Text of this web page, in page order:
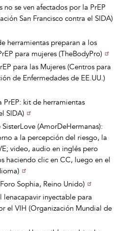
no se ven afectados por la PrEP
San Francisco contra el SIDA)
herramientas preparan a los
para mujeres (TheBodyPro)
para las Mujeres (Centros para
de Enfermedades de EE.UU.)
PrEP: kit de herramientas
SIDA)
(AmorDeHermanas):
a la percepción del riesgo, la
video, audio en inglés pero
haciendo clic en CC, luego en el
Sophia, Reino Unido)
lenacapavir inyectable para
el VIH (Organización Mundial de